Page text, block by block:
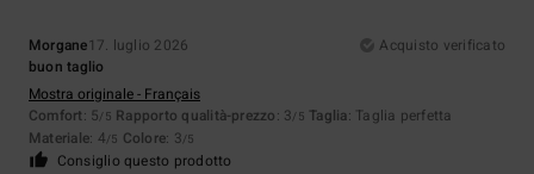
Morgane17. luglio 2026
Acquisto verificato
buon taglio
Mostra originale - Français
Comfort: 5/5 Rapporto qualità-prezzo: 3/5 Taglia: Taglia perfetta
Materiale: 4/5 Colore: 3/5
Consiglio questo prodotto